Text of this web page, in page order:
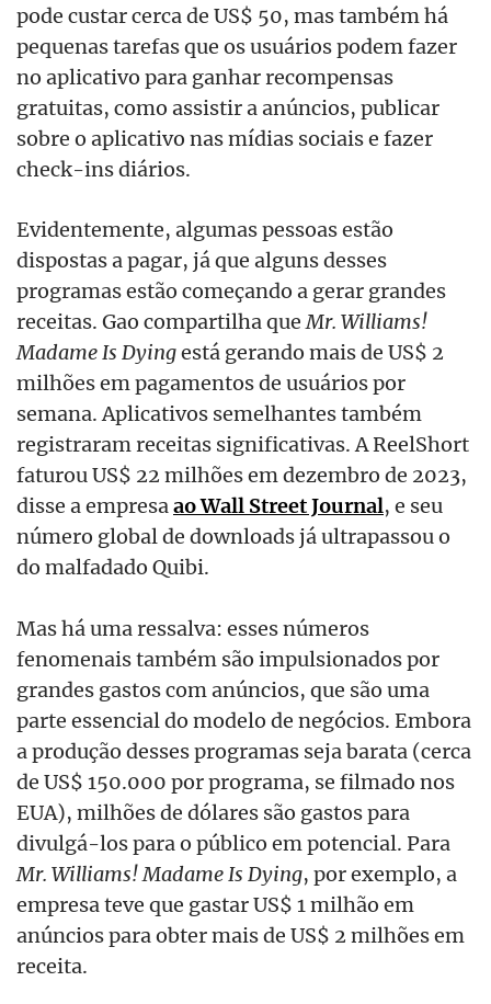
pode custar cerca de US$ 50, mas também há
pequenas tarefas que os usuários podem fazer
no aplicativo para ganhar recompensas
gratuitas, como assistir a anúncios, publicar
sobre o aplicativo nas mídias sociais e fazer
check-ins diários.
Evidentemente, algumas pessoas estão
dispostas a pagar, já que alguns desses
programas estão começando a gerar grandes
receitas. Gao compartilha queMr. Williams!
Madame Is Dyingestá gerando mais de US$ 2
milhões em pagamentos de usuários por
semana. Aplicativos semelhantes também
registraram receitas significativas. A ReelShort
faturou US$ 22 milhões em dezembro de 2023,
disse a empresaao Wall Street Journal, e seu
número global de downloads já ultrapassou o
do malfadado Quibi.
Mas há uma ressalva: esses números
fenomenais também são impulsionados por
grandes gastos com anúncios, que são uma
parte essencial do modelo de negócios. Embora
a produção desses programas seja barata (cerca
de US$ 150.000 por programa, se filmado nos
EUA), milhões de dólares são gastos para
divulgá-los para o público em potencial. Para
Mr. Williams! Madame Is Dying, por exemplo, a
empresa teve que gastar US$ 1 milhão em
anúncios para obter mais de US$ 2 milhões em
receita.